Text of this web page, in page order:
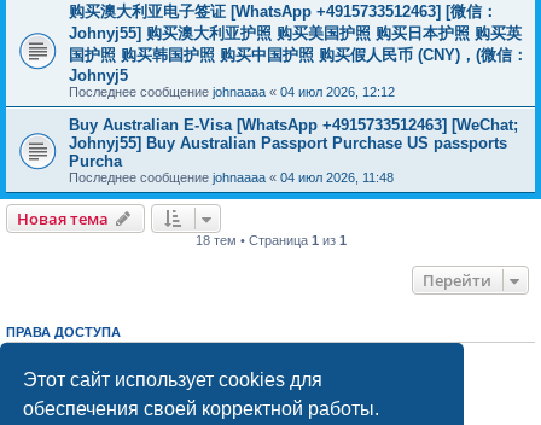
Этот сайт использует cookies для
обеспечения своей корректной работы.
购买澳大利亚电子签证 [WhatsApp +4915733512463] [微信：
Johnyj55] 购买澳大利亚护照 购买美国护照 购买日本护照 购买英
国护照 购买韩国护照 购买中国护照 购买假人民币 (CNY)，(微信：
Johnyj5
Последнее сообщение johnaaaa « 04 июл 2026, 12:12
Buy Australian E-Visa [WhatsApp +4915733512463] [WeChat;
Johnyj55] Buy Australian Passport Purchase US passports
Purcha
Последнее сообщение johnaaaa « 04 июл 2026, 11:48
Новая тема
18 тем • Страница 1 из 1
Перейти
ПРАВА ДОСТУПА
Выне можетеотвечать на сообщения
Выне можетередактировать свои сообщения
Выне можетеудалять свои сообщения